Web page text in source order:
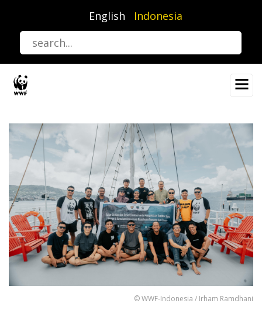
utama
English Indonesia
© WWF-Indonesia / Irham Ramdhani